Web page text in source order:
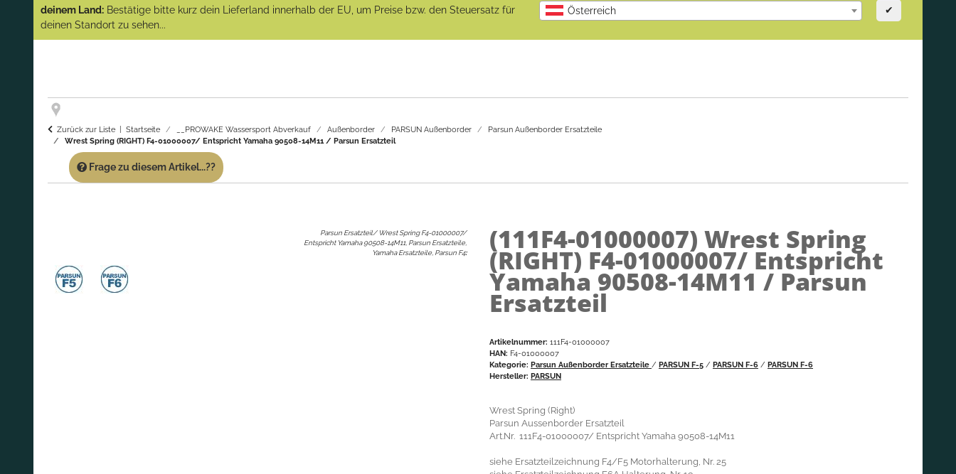
(Abverkauf)!
GARANTIE UND SERVICE:
deinem Land: Bestätige bitte kurz dein Lieferland innerhalb der EU, um Preise bzw. den Steuersatz für
deinen Standort zu sehen...
Österreich ✔
Zurück zur Liste Startseite __PROWAKE Wassersport Abverkauf Außenborder PARSUN Außenborder
Parsun Außenborder Ersatzteile
Wrest Spring (RIGHT) F4-01000007/ Entspricht Yamaha 90508-14M11 / Parsun Ersatzteil
Frage zu diesem Artikel...??
Parsun Ersatzteil/ Wrest Spring F4-01000007/
Entspricht Yamaha 90508-14M11, Parsun Ersatzteile,
Yamaha Ersatzteile, Parsun F4: (111F4-01000007) Wrest Spring
(RIGHT) F4-01000007/ Entspricht
Yamaha 90508-14M11 / Parsun
Ersatzteil
Artikelnummer: 111F4-01000007
HAN: F4-01000007
Kategorie: Parsun Außenborder Ersatzteile / PARSUN F-5 / PARSUN F-6 / PARSUN F-6
Hersteller: PARSUN
Wrest Spring (Right)
Parsun Aussenborder Ersatzteil
Art.Nr. 111F4-01000007/ Entspricht Yamaha 90508-14M11
siehe Ersatzteilzeichnung F4/F5 Motorhalterung, Nr. 25